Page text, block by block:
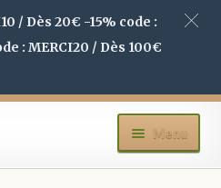
/ Dès 20€ -15% code :
: MERCI20 / Dès 100€
Menu